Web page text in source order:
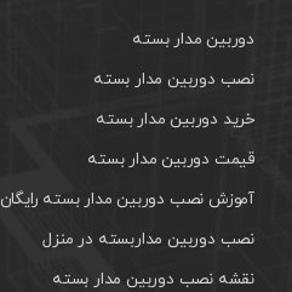
دوربین مدار بسته
نصب دوربین مدار بسته
خرید دوربین مدار بسته
قیمت دوربین مدار بسته
آموزش نصب دوربین مدار بسته رایگان
نصب دوربین مداربسته در منزل
نقشه نصب دوربین مدار بسته